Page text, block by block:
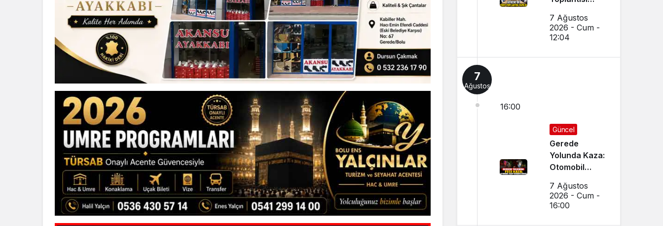
7 Ağustos
2026 - Cum -
12:04
7
Ağustos
16:00
Güncel
Gerede
Yolunda Kaza:
Otomobil
Hurdaya
Döndü
7 Ağustos
2026 - Cum -
16:00